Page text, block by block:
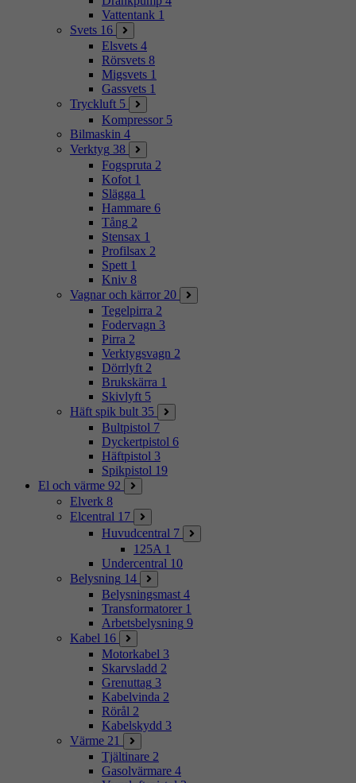
Vattentank 1
Svets 16
Elsvets 4
Rörsvets 8
Migsvets 1
Gassvets 1
Tryckluft 5
Kompressor 5
Bilmaskin 4
Verktyg 38
Fogspruta 2
Kofot 1
Slägga 1
Hammare 6
Tång 2
Stensax 1
Profilsax 2
Spett 1
Kniv 8
Vagnar och kärror 20
Tegelpirra 2
Fodervagn 3
Pirra 2
Verktygsvagn 2
Dörrlyft 2
Brukskärra 1
Skivlyft 5
Häft spik bult 35
Bultpistol 7
Dyckertpistol 6
Häftpistol 3
Spikpistol 19
El och värme 92
Elverk 8
Elcentral 17
Huvudcentral 7
125A 1
Undercentral 10
Belysning 14
Belysningsmast 4
Transformatorer 1
Arbetsbelysning 9
Kabel 16
Motorkabel 3
Skarvsladd 2
Grenuttag 3
Kabelvinda 2
Rörål 2
Kabelskydd 3
Värme 21
Tjältinare 2
Gasolvärmare 4